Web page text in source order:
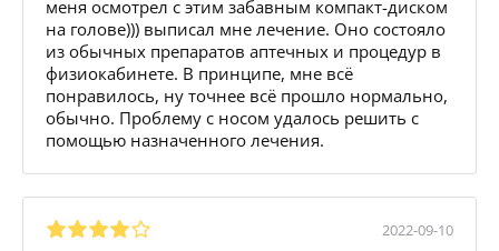
меня осмотрел с этим забавным компакт-диском
на голове))) выписал мне лечение. Оно состояло
из обычных препаратов аптечных и процедур в
физиокабинете. В принципе, мне всё
понравилось, ну точнее всё прошло нормально,
обычно. Проблему с носом удалось решить с
помощью назначенного лечения.
2022-09-10